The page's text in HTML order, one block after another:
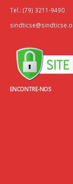
Tel.: (79) 3211-9490
ENCONTRE-NOS